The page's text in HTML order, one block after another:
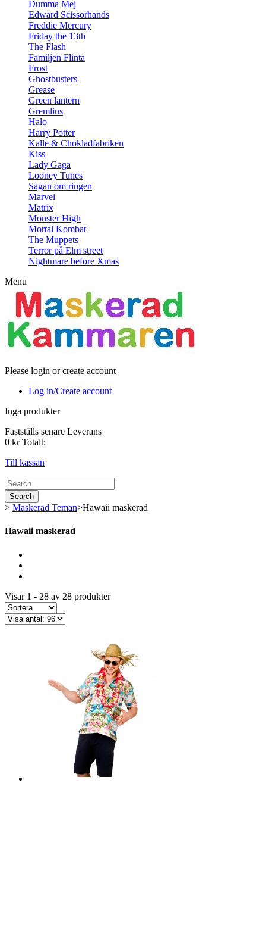
Dumma Mej
Edward Scissorhands
Freddie Mercury
Friday the 13th
The Flash
Familjen Flinta
Frost
Ghostbusters
Grease
Green lantern
Gremlins
Halo
Harry Potter
Kalle & Chokladfabriken
Kiss
Lady Gaga
Looney Tunes
Sagan om ringen
Marvel
Matrix
Monster High
Mortal Kombat
The Muppets
Terror på Elm street
Nightmare before Xmas
Menu
Please login or create account
Log in/Create account
Inga produkter
Fastställs senare Leverans
0 kr Totalt:
Till kassan
Search
> Maskerad Teman>Hawaii maskerad
Hawaii maskerad
Visar 1 - 28 av 28 produkter